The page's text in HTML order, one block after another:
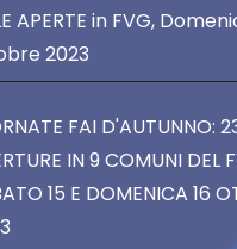
APERTE in FVG,
2023
FAI D'AUTUNNO:
IN 9 COMUNI DEL
15 E DOMENICA 16